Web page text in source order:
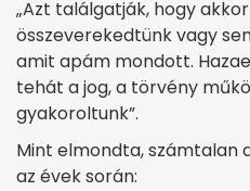
„Azt találgatják, hogy
összeverekedtünk vagy
amit apám mondott.
tehát a jog, a törvény
gyakoroltunk”.
Mint elmondta, számtalan
az évek során: